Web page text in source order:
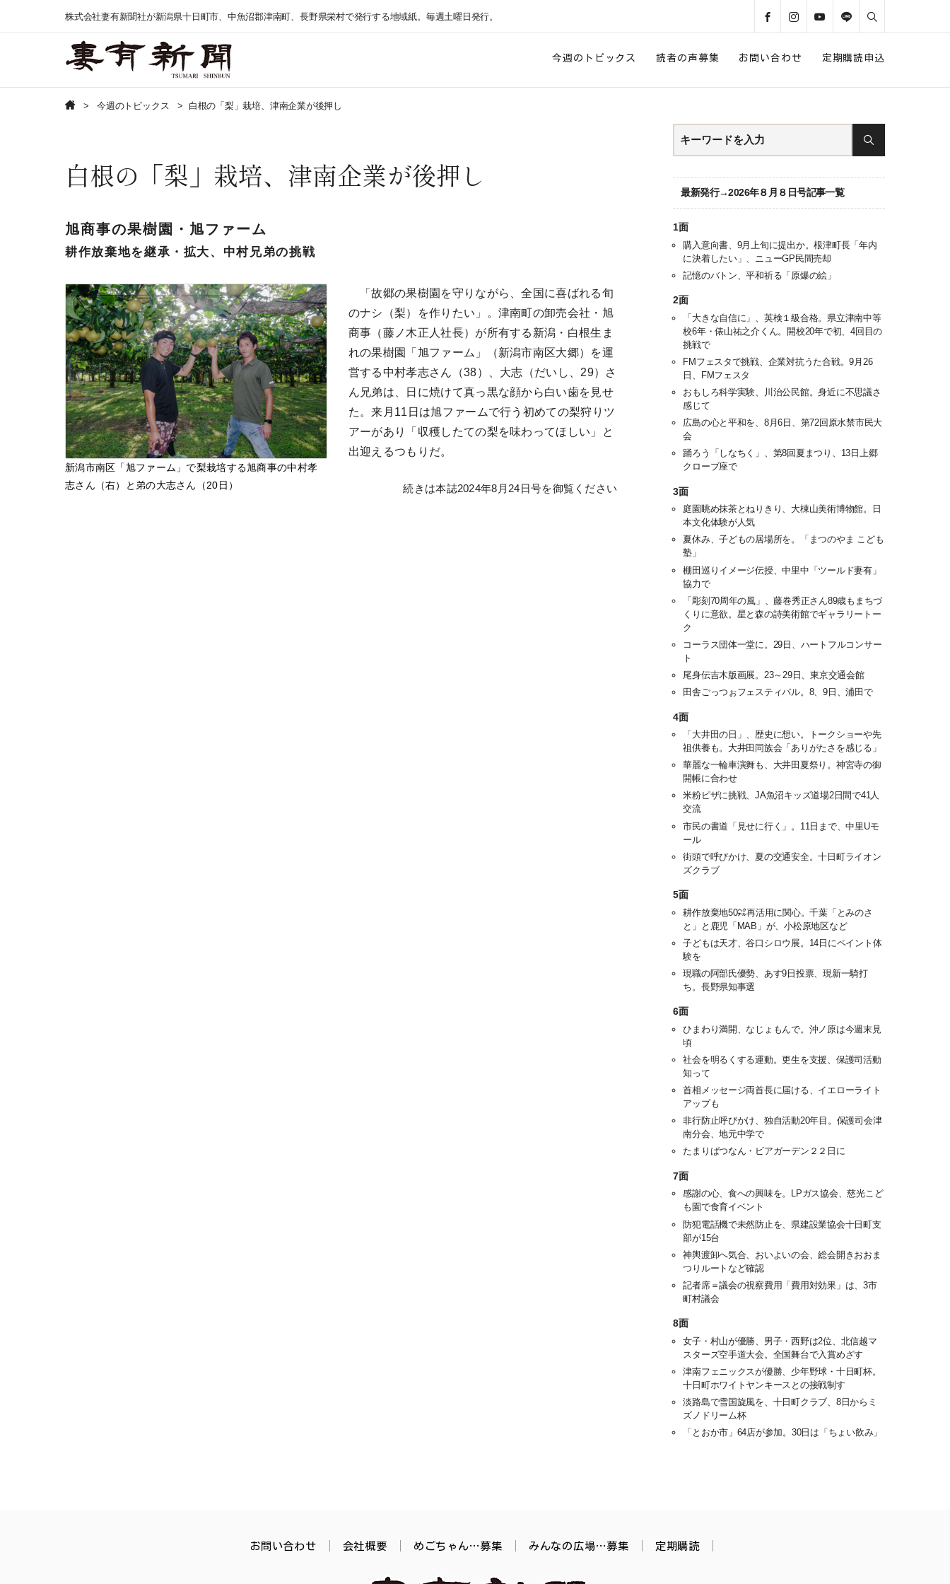
株式会社妻有新聞社が新潟県十日町市、中魚沼郡津南町、長野県栄村で発行する地域紙。毎週土曜日発行。
今週のトピックス 読者の声募集 お問い合わせ 定期購読申込
今週のトピックス 白根の「梨」栽培、津南企業が後押し
白根の「梨」栽培、津南企業が後押し
旭商事の果樹園・旭ファーム
耕作放棄地を継承・拡大、中村兄弟の挑戦
新潟市南区「旭ファーム」で梨栽培する旭商事の中村孝
志さん（右）と弟の大志さん（20日）
「故郷の果樹園を守りながら、全国に喜ばれる旬
のナシ（梨）を作りたい」。津南町の卸売会社・旭
商事（藤ノ木正人社長）が所有する新潟・白根生ま
れの果樹園「旭ファーム」（新潟市南区大郷）を運
営する中村孝志さん（38）、大志（だいし、29）さ
ん兄弟は、日に焼けて真っ黒な顔から白い歯を見せ
た。来月11日は旭ファームで行う初めての梨狩りツ
アーがあり「収穫したての梨を味わってほしい」と
出迎えるつもりだ。
続きは本誌2024年8月24日号を御覧ください
最新発行→2026年８月８日号記事一覧
1面
購入意向書、9月上旬に提出か。根津町長「年内
に決着したい」、ニューGP民間売却
記憶のバトン、平和祈る「原爆の絵」
2面
「大きな自信に」、英検１級合格。県立津南中等
校6年・俵山祐之介くん。開校20年で初、4回目の
挑戦で
FMフェスタで挑戦、企業対抗うた合戦。9月26
日、FMフェスタ
おもしろ科学実験、川治公民館。身近に不思議さ
感じて
広島の心と平和を、8月6日、第72回原水禁市民大
会
踊ろう「しなちく」、第8回夏まつり、13日上郷
クローブ座で
3面
庭園眺め抹茶とねりきり、大棟山美術博物館。日
本文化体験が人気
夏休み、子どもの居場所を。「まつのやま こども
塾」
棚田巡りイメージ伝授、中里中「ツールド妻有」
協力で
「彫刻70周年の風」、藤巻秀正さん89歳もまちづ
くりに意欲。星と森の詩美術館でギャラリートー
ク
コーラス団体一堂に。29日、ハートフルコンサー
ト
尾身伝吉木版画展。23～29日、東京交通会館
田舎ごっつぉフェスティバル。8、9日、浦田で
4面
「大井田の日」、歴史に想い。トークショーや先
祖供養も。大井田同族会「ありがたさを感じる」
華麗な一輪車演舞も、大井田夏祭り。神宮寺の御
開帳に合わせ
米粉ピザに挑戦、JA魚沼キッズ道場2日間で41人
交流
市民の書道「見せに行く」。11日まで、中里Uモ
ール
街頭で呼びかけ、夏の交通安全。十日町ライオン
ズクラブ
5面
耕作放棄地50㌶再活用に関心。千葉「とみのさ
と」と鹿児「MAB」が、小松原地区など
子どもは天才、谷口シロウ展。14日にペイント体
験を
現職の阿部氏優勢、あす9日投票、現新一騎打
ち。長野県知事選
6面
ひまわり満開、なじょもんで。沖ノ原は今週末見
頃
社会を明るくする運動。更生を支援、保護司活動
知って
首相メッセージ両首長に届ける、イエローライト
アップも
非行防止呼びかけ、独自活動20年目。保護司会津
南分会、地元中学で
たまりばつなん・ビアガーデン２２日に
7面
感謝の心、食への興味を。LPガス協会、慈光こど
も園で食育イベント
防犯電話機で未然防止を、県建設業協会十日町支
部が15台
神輿渡卸へ気合、おいよいの会、総会開きおおま
つりルートなど確認
記者席＝議会の視察費用「費用対効果」は、3市
町村議会
8面
女子・村山が優勝、男子・西野は2位、北信越マ
スターズ空手道大会。全国舞台で入賞めざす
津南フェニックスが優勝、少年野球・十日町杯。
十日町ホワイトヤンキースとの接戦制す
淡路島で雪国旋風を、十日町クラブ、8日からミ
ズノドリーム杯
「とおか市」64店が参加。30日は「ちょい飲み」
お問い合わせ 会社概要 めごちゃん…募集 みんなの広場…募集 定期購読